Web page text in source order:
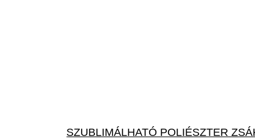
SZUBLIMÁLHATÓ POLIÉSZTER